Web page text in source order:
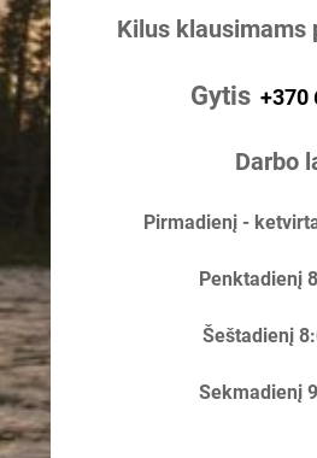
Kilus klausimams
Gytis +370
Darbo
Pirmadienį -
Penktadienį
Šeštadienį
Sekmadienį